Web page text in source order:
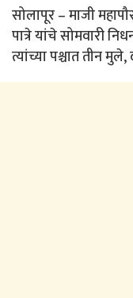
सोलापूर – माजी
पात्रे यांचे सोमवारी
त्यांच्या पश्चात तीन